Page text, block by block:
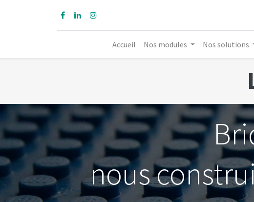
Accueil Nos modules Nos solutions
nous